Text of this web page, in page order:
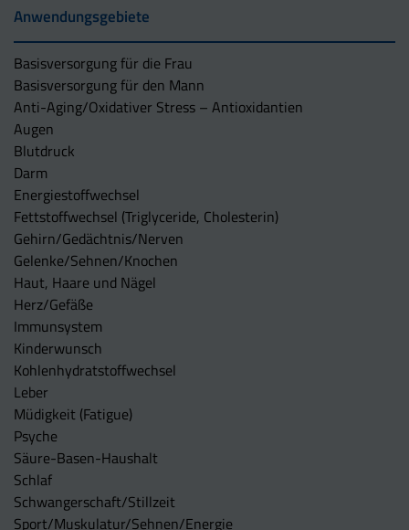
Anwendungsgebiete
Basisversorgung für die Frau
Basisversorgung für den Mann
Anti-Aging/Oxidativer Stress – Antioxidantien
Augen
Blutdruck
Darm
Energiestoffwechsel
Fettstoffwechsel (Triglyceride, Cholesterin)
Gehirn/Gedächtnis/Nerven
Gelenke/Sehnen/Knochen
Haut, Haare und Nägel
Herz/Gefäße
Immunsystem
Kinderwunsch
Kohlenhydratstoffwechsel
Leber
Müdigkeit (Fatigue)
Psyche
Säure-Basen-Haushalt
Schlaf
Schwangerschaft/Stillzeit
Sport/Muskulatur/Sehnen/Energie